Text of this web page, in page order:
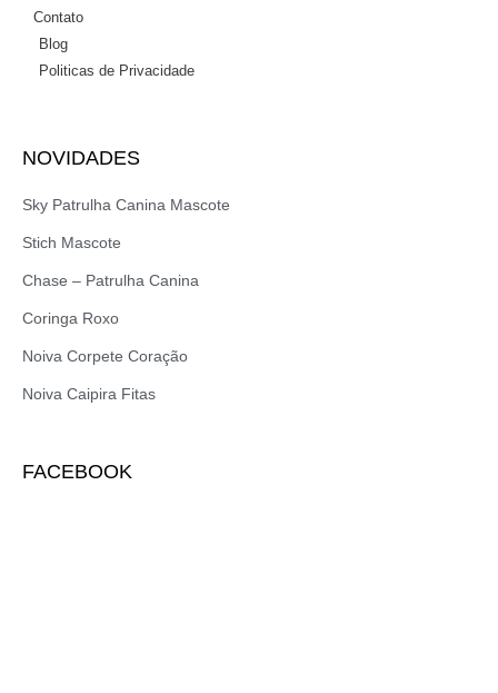
Contato
Blog
Politicas de Privacidade
NOVIDADES
Sky Patrulha Canina Mascote
Stich Mascote
Chase – Patrulha Canina
Coringa Roxo
Noiva Corpete Coração
Noiva Caipira Fitas
FACEBOOK